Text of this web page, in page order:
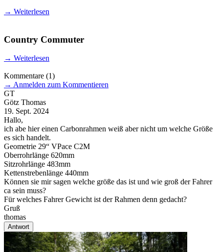
→ Weiterlesen
Country Commuter
→ Weiterlesen
Kommentare (1)
→ Anmelden zum Kommentieren
GT
Götz Thomas
19. Sept. 2024
Hallo,
ich abe hier einen Carbonrahmen weiß aber nicht um welche Größe
es sich handelt.
Geometrie 29“ VPace C2M
Oberrohrlänge 620mm
Sitzrohrlänge 483mm
Kettenstrebenlänge 440mm
Können sie mir sagen welche größe das ist und wie groß der Fahrer
ca sein muss?
Für welches Fahrer Gewicht ist der Rahmen denn gedacht?
Gruß
thomas
Antwort